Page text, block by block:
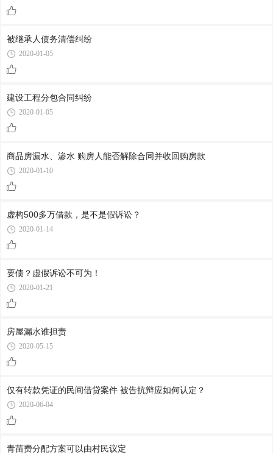
被继承人债务清偿纠纷
2020-01-05
建设工程分包合同纠纷
2020-01-05
商品房漏水、渗水 购房人能否解除合同并收回购房款
2020-01-10
虚构500多万借款，是不是假诉讼？
2020-01-14
要债？虚假诉讼不可为！
2020-01-21
房屋漏水谁担责
2020-05-15
仅有转款凭证的民间借贷案件 被告抗辩应如何认定？
2020-06-04
青苗费分配方案可以由村民议定